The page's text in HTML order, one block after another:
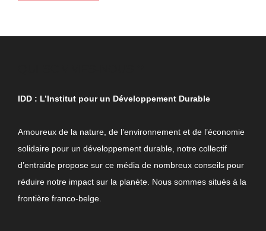
IDD : L’Institut pour un Développement Durable
Amoureux de la nature, de l’environnement et de l’économie
solidaire pour un développement durable, notre collectif
d’entraide propose sur ce média de nombreux conseils pour
réduire notre impact sur la planète. Nous sommes situés à la
frontière franco-belge.